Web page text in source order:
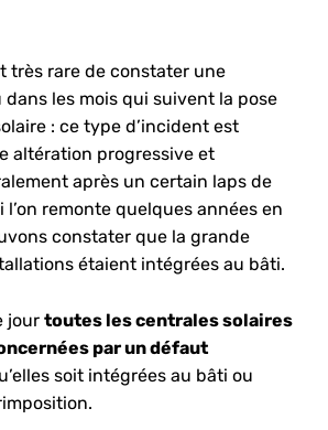
très rare de constater une
dans les mois qui suivent la pose
: ce type d’incident est
altération progressive et
après un certain laps de
l’on remonte quelques années en
constater que la grande
étaient intégrées au bâti.
jour toutes les centrales solaires
par un défaut
soit intégrées au bâti ou